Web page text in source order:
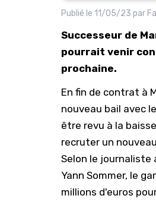
Publié le 11/05/23 par
Successeur de
pourrait venir
prochaine.
En fin de contrat à
nouveau bail avec
être revu à la
recruter un
Selon le journaliste
Yann Sommer, le
millions d'euros